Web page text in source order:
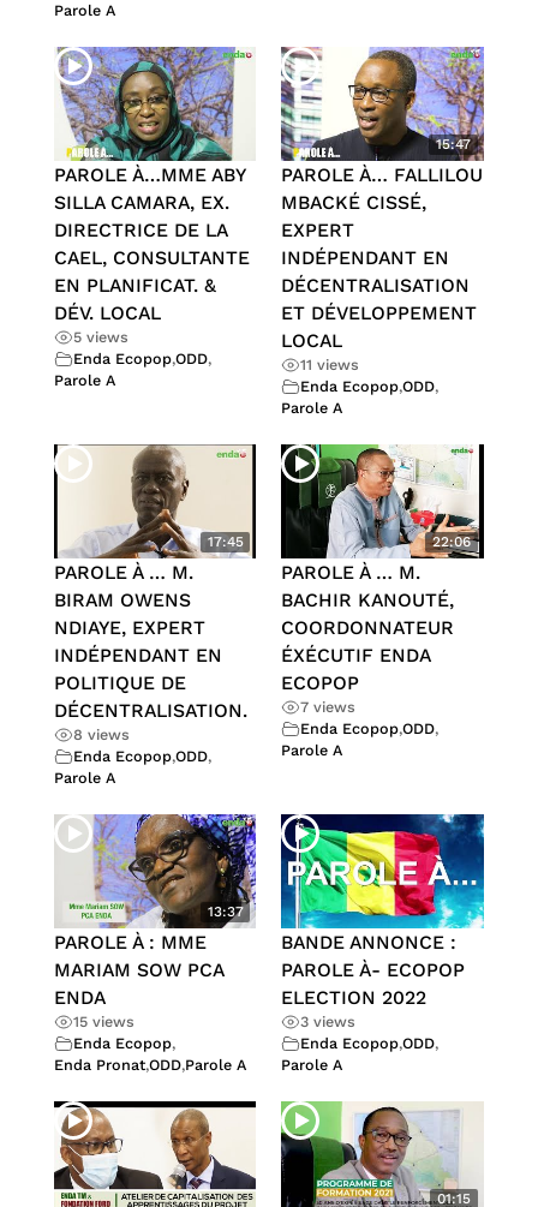
Parole A
PAROLE À…MME ABY
SILLA CAMARA, EX.
DIRECTRICE DE LA
CAEL, CONSULTANTE
EN PLANIFICAT. &
DÉV. LOCAL
5 views
Enda Ecopop,ODD,
Parole A
15:47
PAROLE À… FALLILOU
MBACKÉ CISSÉ,
EXPERT
INDÉPENDANT EN
DÉCENTRALISATION
ET DÉVELOPPEMENT
LOCAL
11 views
Enda Ecopop,ODD,
Parole A
17:45
PAROLE À … M.
BIRAM OWENS
NDIAYE, EXPERT
INDÉPENDANT EN
POLITIQUE DE
DÉCENTRALISATION.
8 views
Enda Ecopop,ODD,
Parole A
22:06
PAROLE À … M.
BACHIR KANOUTÉ,
COORDONNATEUR
ÉXÉCUTIF ENDA
ECOPOP
7 views
Enda Ecopop,ODD,
Parole A
13:37
PAROLE À : MME
MARIAM SOW PCA
ENDA
15 views
Enda Ecopop,
Enda Pronat,ODD,Parole A
BANDE ANNONCE :
PAROLE À- ECOPOP
ELECTION 2022
3 views
Enda Ecopop,ODD,
Parole A
01:15